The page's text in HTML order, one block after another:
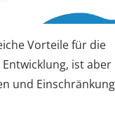
Vorteile für die
ist aber
und